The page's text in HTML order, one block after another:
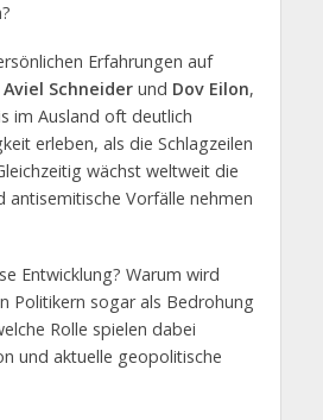
Erfahrungen auf
Aviel Schneiderund Dov Eilon,
im Ausland oft deutlich
erleben, als die Schlagzeilen
wächst weltweit die
antisemitische Vorfälle nehmen
Entwicklung? Warum wird
Politikern sogar als Bedrohung
Rolle spielen dabei
und aktuelle geopolitische